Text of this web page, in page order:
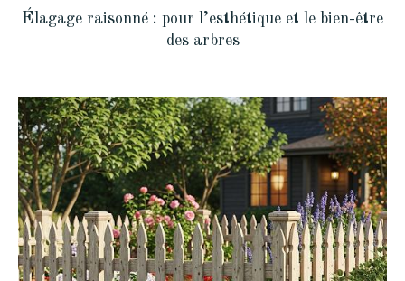
Élagage raisonné : pour l’esthétique et le bien-être
des arbres